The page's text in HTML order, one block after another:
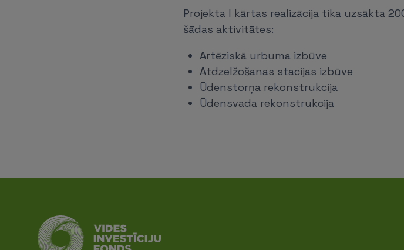
Projekta I kārtas realizācija tika uzsākta
šādas aktivitātes:
Artēziskā urbuma izbūve
Atdzelžošanas stacijas izbūve
Ūdenstorņa rekonstrukcija
Ūdensvada rekonstrukcija